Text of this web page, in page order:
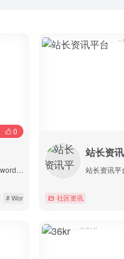
WordPress大学专注于wordpress建站教学,提供wordpress主题,wordpres
0
# WordPress主题
站长资
社区资讯